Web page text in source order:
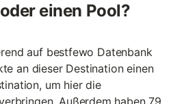
einen Pool?
auf bestfewo Datenbank
an dieser Destination einen
um hier die
Außerdem haben 79